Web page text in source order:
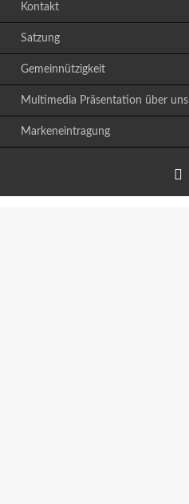
Kontakt
Satzung
Gemeinnützigkeit
Multimedia Präsentation über uns
Markeneintragung